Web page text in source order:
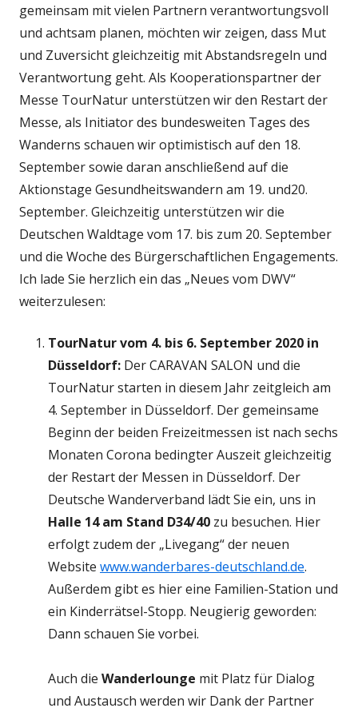
gemeinsam mit vielen Partnern verantwortungsvoll
und achtsam planen, möchten wir zeigen, dass Mut
und Zuversicht gleichzeitig mit Abstandsregeln und
Verantwortung geht. Als Kooperationspartner der
Messe TourNatur unterstützen wir den Restart der
Messe, als Initiator des bundesweiten Tages des
Wanderns schauen wir optimistisch auf den 18.
September sowie daran anschließend auf die
Aktionstage Gesundheitswandern am 19. und20.
September. Gleichzeitig unterstützen wir die
Deutschen Waldtage vom 17. bis zum 20. September
und die Woche des Bürgerschaftlichen Engagements.
Ich lade Sie herzlich ein das „Neues vom DWV“
weiterzulesen:
TourNatur vom 4. bis 6. September 2020 in
Düsseldorf: Der CARAVAN SALON und die
TourNatur starten in diesem Jahr zeitgleich am
4. September in Düsseldorf. Der gemeinsame
Beginn der beiden Freizeitmessen ist nach sechs
Monaten Corona bedingter Auszeit gleichzeitig
der Restart der Messen in Düsseldorf. Der
Deutsche Wanderverband lädt Sie ein, uns in
Halle 14 am Stand D34/40 zu besuchen. Hier
erfolgt zudem der „Livegang“ der neuen
Website www.wanderbares-deutschland.de.
Außerdem gibt es hier eine Familien-Station und
ein Kinderrätsel-Stopp. Neugierig geworden:
Dann schauen Sie vorbei.
Auch die Wanderlounge mit Platz für Dialog
und Austausch werden wir Dank der Partner